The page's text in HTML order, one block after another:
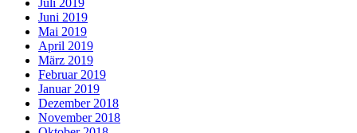
Juni 2019
Mai 2019
April 2019
März 2019
Februar 2019
Januar 2019
Dezember 2018
November 2018